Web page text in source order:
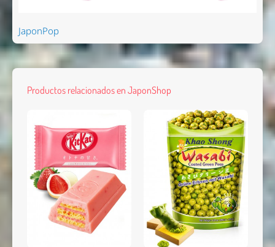
JaponPop
Productos relacionados en JaponShop